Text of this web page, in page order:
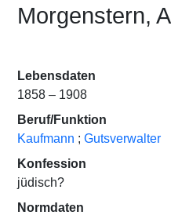
Morgenstern,
Lebensdaten
1858 – 1908
Beruf/Funktion
Kaufmann ; Gutsverwalter
Konfession
jüdisch?
Normdaten